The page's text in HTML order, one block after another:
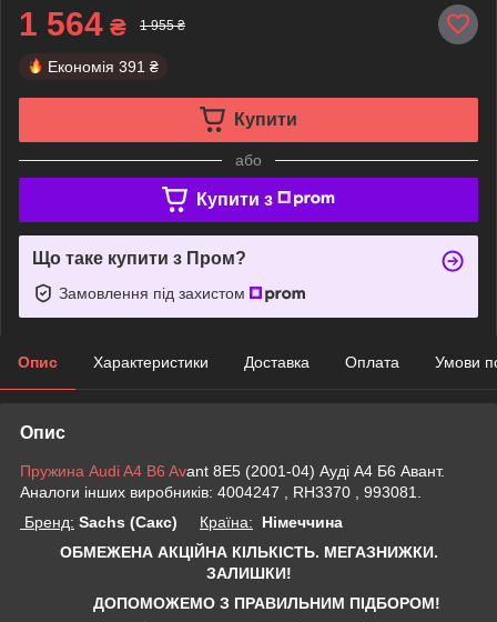
1 564 ₴ 1 955 ₴
Економія 391 ₴
Купити
або
Купити з
Що таке купити з Пром?
Замовлення під захистом
Опис Характеристики Доставка Оплата Умови
Опис
Пружина Audi A4 B6 Avant 8E5 (2001-04) Ауді А4 Б6 Авант.
Аналоги інших виробників: 4004247 , RH3370 , 993081.
Бренд: Sachs (Сакс) Країна: Німеччина
ОБМЕЖЕНА АКЦІЙНА КІЛЬКІСТЬ. МЕГАЗНИЖКИ.
ЗАЛИШКИ!
ДОПОМОЖЕМО З ПРАВИЛЬНИМ ПІДБОРОМ!